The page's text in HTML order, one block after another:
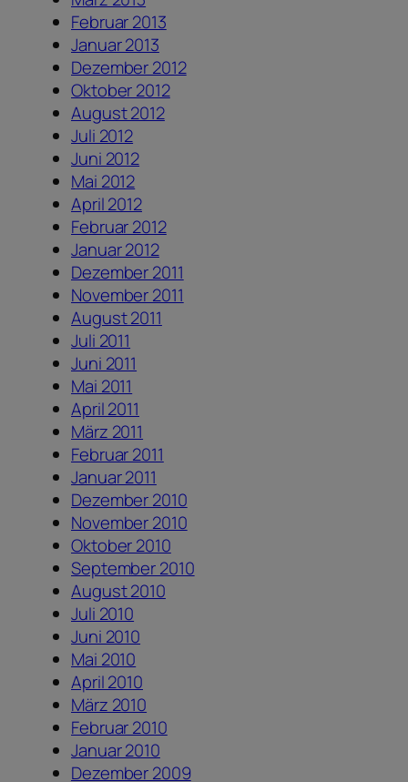
Februar 2013
Januar 2013
Dezember 2012
Oktober 2012
August 2012
Juli 2012
Juni 2012
Mai 2012
April 2012
Februar 2012
Januar 2012
Dezember 2011
November 2011
August 2011
Juli 2011
Juni 2011
Mai 2011
April 2011
März 2011
Februar 2011
Januar 2011
Dezember 2010
November 2010
Oktober 2010
September 2010
August 2010
Juli 2010
Juni 2010
Mai 2010
April 2010
März 2010
Februar 2010
Januar 2010
Dezember 2009